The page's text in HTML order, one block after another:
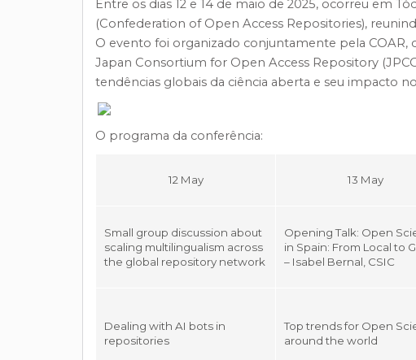
Entre os dias 12 e 14 de maio de 2025, ocorreu em
(Confederation of Open Access Repositories),
O evento foi organizado conjuntamente pela
Japan Consortium for Open Access Repository
tendências globais da ciência aberta e seu impacto
O programa da conferência:
12 May 13 May
Small group discussion about
scaling multilingualism across
the global repository network
Opening Talk: Open
in Spain: From Local to
– Isabel Bernal, CSIC
Dealing with AI bots in
repositories
Top trends for Open
around the world